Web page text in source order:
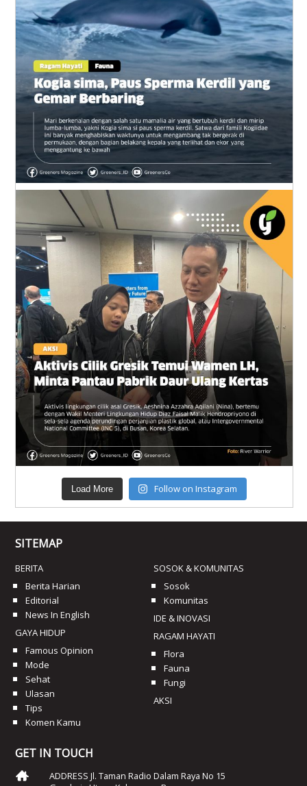
Load More Follow on Instagram
SITEMAP
BERITA
Berita Harian
Editorial
News In English
GAYA HIDUP
Famous Opinion
Mode
Sehat
Ulasan
Tips
Komen Kamu
SOSOK & KOMUNITAS
Sosok
Komunitas
IDE & INOVASI
RAGAM HAYATI
Flora
Fauna
Fungi
AKSI
GET IN TOUCH
ADDRESS Jl. Taman Radio Dalam Raya No 15